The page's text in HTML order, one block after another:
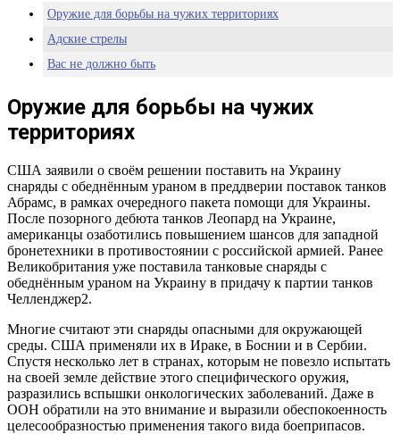
Оружие для борьбы на чужих территориях
Адские стрелы
Вас не должно быть
Оружие для борьбы на чужих
территориях
США заявили о своём решении поставить на Украину
снаряды с обеднённым ураном в преддверии поставок танков
Абрамс, в рамках очередного пакета помощи для Украины.
После позорного дебюта танков Леопард на Украине,
американцы озаботились повышением шансов для западной
бронетехники в противостоянии с российской армией. Ранее
Великобритания уже поставила танковые снаряды с
обеднённым ураном на Украину в придачу к партии танков
Челленджер2.
Многие считают эти снаряды опасными для окружающей
среды. США применяли их в Ираке, в Боснии и в Сербии.
Спустя несколько лет в странах, которым не повезло испытать
на своей земле действие этого специфического оружия,
разразились вспышки онкологических заболеваний. Даже в
ООН обратили на это внимание и выразили обеспокоенность
целесообразностью применения такого вида боеприпасов.